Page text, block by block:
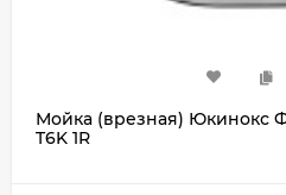
Мойка (врезная) Юкинокс
T6K 1R